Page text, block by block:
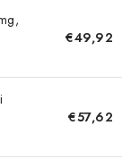
€49,92
€57,62